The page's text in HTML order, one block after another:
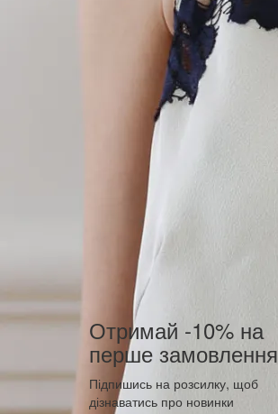
Отримай -10% на
перше замовлення
Підпишись на розсилку, щоб
дізнаватись про новинки